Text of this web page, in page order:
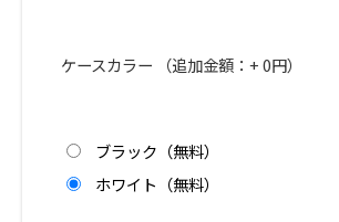
ケースカラー （追加金額：+0円）
ブラック（無料）
ホワイト（無料）